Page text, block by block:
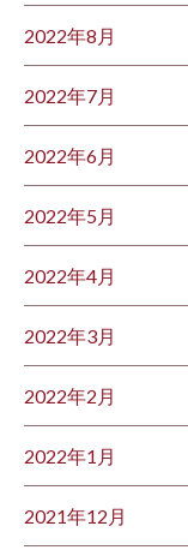
2022年8月
2022年7月
2022年6月
2022年5月
2022年4月
2022年3月
2022年2月
2022年1月
2021年12月